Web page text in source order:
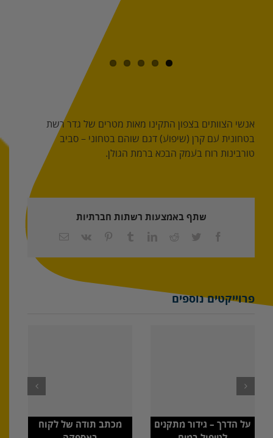
אנשי הצוותים בצפון התקינו מאות מטרים של גדר רשת
בטחונית עם קרן (שיפוע) דגם שוהם בטחוני – סביב
טורבינות רוח בעמק הבכא ברמת הגולן.
שתף באמצעות רשתות חברתיות
Facebook
Twitter
Reddit
LinkedIn
Tumblr
Pinterest
כתובת
אלקטרוני
פרוייקטים נוספים
מכתב תודה של לקוח
על הדרך – גידור מתקנים